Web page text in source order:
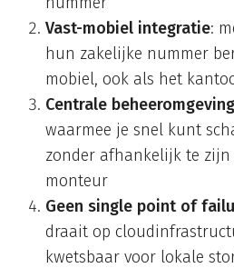
Vast-mobiel integratie:
hun zakelijke nummer
mobiel, ook als het
Centrale beheeromgeving
waarmee je snel kunt
zonder afhankelijk te zijn
monteur
Geen single point of
draait op
kwetsbaar voor lokale